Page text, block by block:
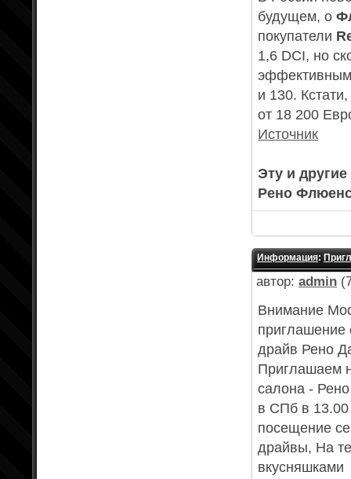
будущем, о
покупатели
1,6 DCI, но
и 130.
от 18 200
Источник
Эту и
Рено
Информация:
автор: admin
Внимание
приглашение
драйв Рено
Приглашаем
салона -
в СПб в 13.00
посещение
драйвы, На
вкусняшками